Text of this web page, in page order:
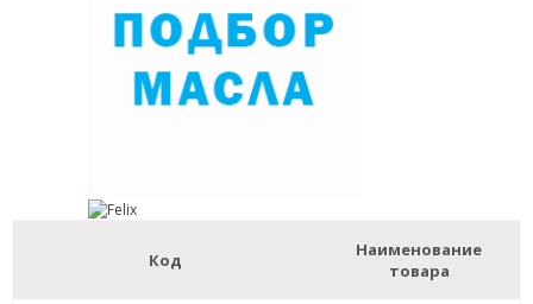
Код
Наименование
товара